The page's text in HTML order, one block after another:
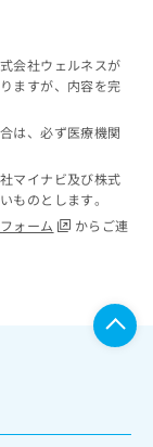
会社ウェルネスが
ますが、内容を完
は、必ず医療機関
マイナビ及び株式
ものとします。
ォーム
からご連